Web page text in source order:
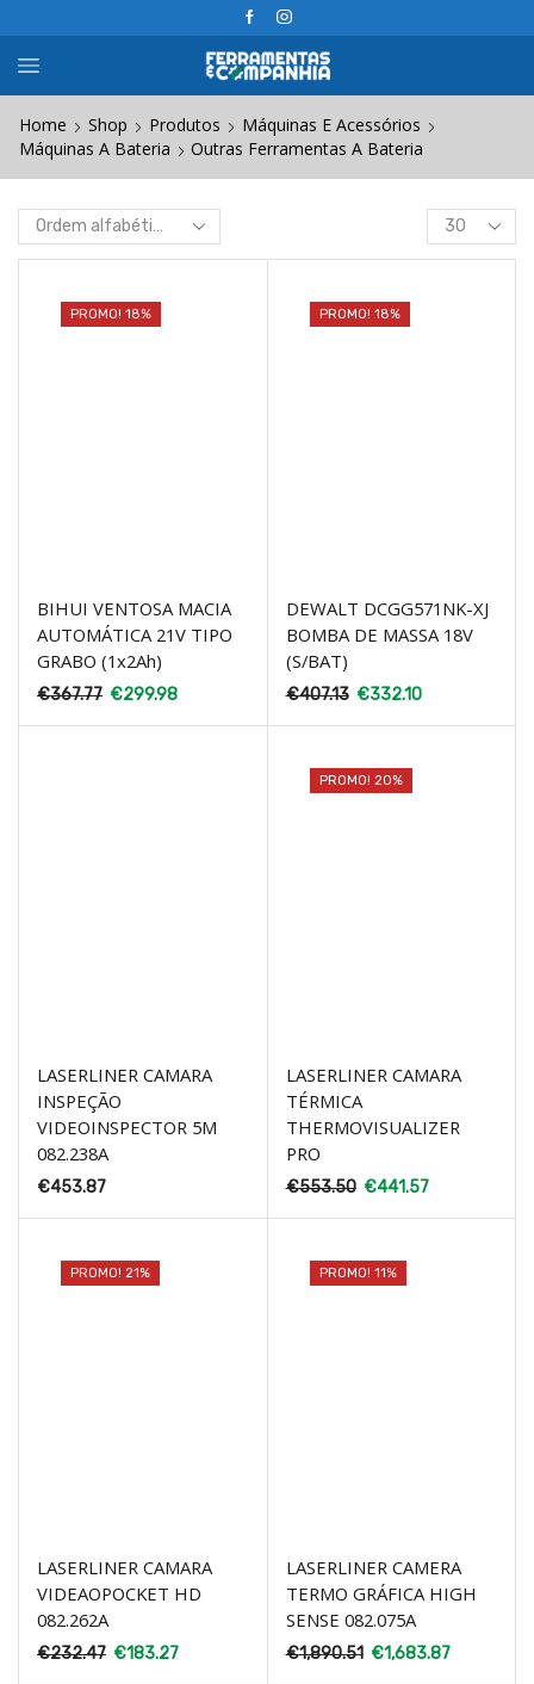
Home Shop Produtos
Máquinas E Acessórios
Máquinas A Bateria
Outras Ferramentas A Bateria
Products
per
PROMO! 18%
BIHUI VENTOSA MACIA
AUTOMÁTICA 21V TIPO
GRABO (1x2Ah)
€367.77 €299.98
PROMO! 18%
DEWALT DCGG571NK-XJ
BOMBA DE MASSA 18V
(S/BAT)
€407.13 €332.10
LASERLINER CAMARA
INSPEÇÃO
VIDEOINSPECTOR 5M
082.238A
€453.87
PROMO! 20%
LASERLINER CAMARA
TÉRMICA
THERMOVISUALIZER
PRO
€553.50 €441.57
PROMO! 21%
LASERLINER CAMARA
VIDEAOPOCKET HD
082.262A
€232.47 €183.27
PROMO! 11%
LASERLINER CAMERA
TERMO GRÁFICA HIGH
SENSE 082.075A
€1,890.51 €1,683.87